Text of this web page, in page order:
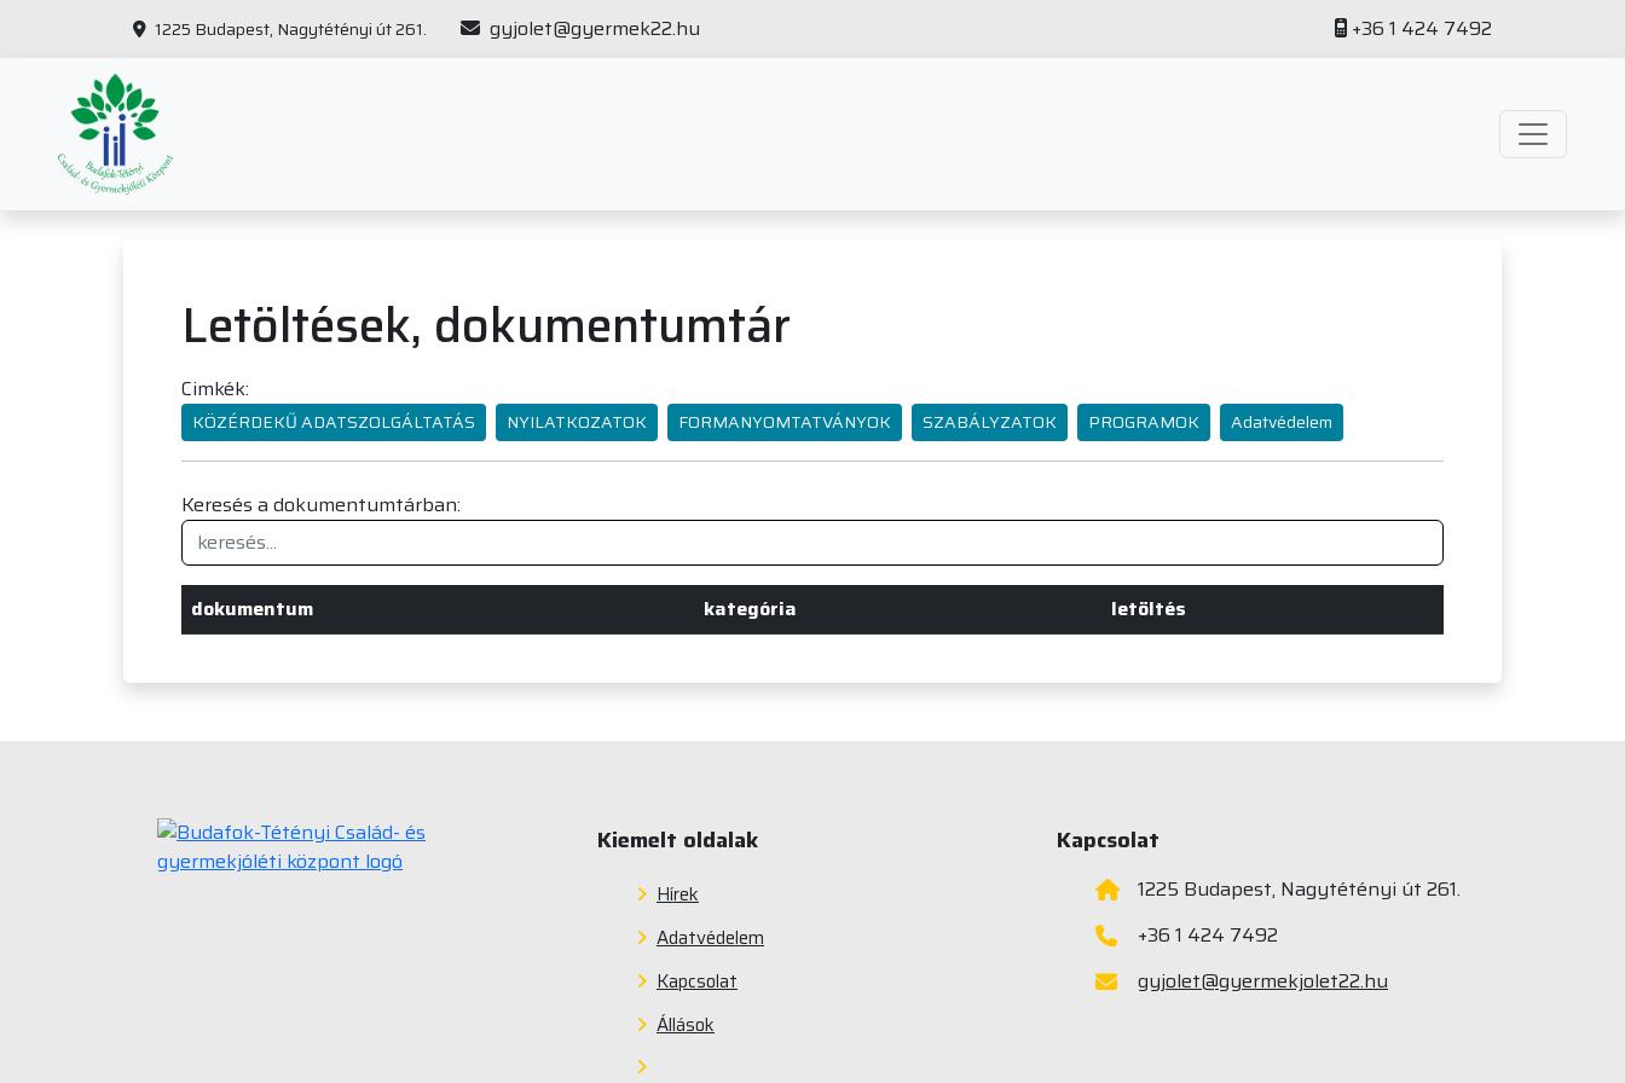
1225 Budapest, Nagytétényi út 261. gyjolet@gyermek22.hu +36 1 424 7492
Letöltések, dokumentumtár
Cimkék:
KÖZÉRDEKŰ ADATSZOLGÁLTATÁS NYILATKOZATOK FORMANYOMTATVÁNYOK SZABÁLYZATOK PROGRAMOK Adatvédelem
Keresés a dokumentumtárban:
dokumentum kategória letöltés
Kiemelt oldalak
Hírek
Adatvédelem
Kapcsolat
Állások
Kapcsolat
1225 Budapest, Nagytétényi út 261.
+36 1 424 7492
gyjolet@gyermekjolet22.hu